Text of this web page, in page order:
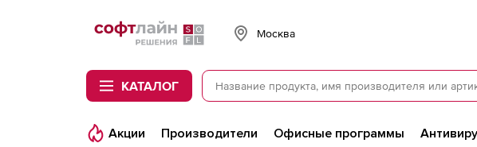
Softline
Москва
КАТАЛОГ
Акции Производители Офисные программы